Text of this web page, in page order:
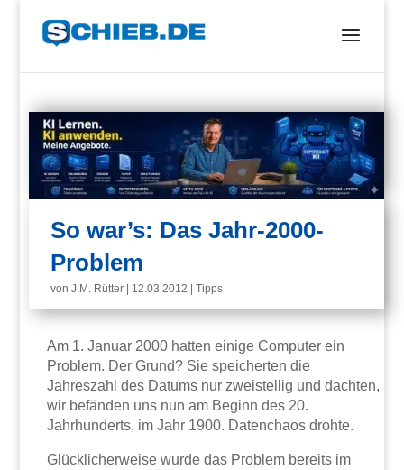
So war’s: Das Jahr-2000-
Problem
vonJ.M. Rütter 12.03.2012 |Tipps
Am 1. Januar 2000 hatten einige Computer ein
Problem. Der Grund? Sie speicherten die
Jahreszahl des Datums nur zweistellig und dachten,
wir befänden uns nun am Beginn des 20.
Jahrhunderts, im Jahr 1900. Datenchaos drohte.
Glücklicherweise wurde das Problem bereits im